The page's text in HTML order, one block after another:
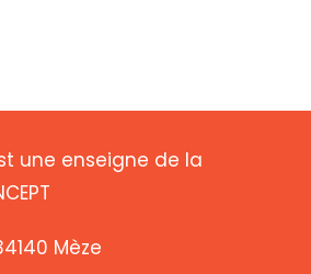
une enseigne de la
Mèze